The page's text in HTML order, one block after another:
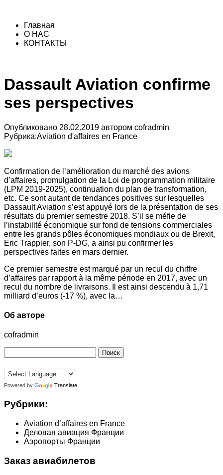
Главная
О НАС
КОНТАКТЫ
Dassault Aviation confirme
ses perspectives
Опубликовано 28.02.2019 автором cofradmin
Рубрика:Aviation d'affaires en France
Confirmation de l’amélioration du marché des avions
d’affaires, promulgation de la Loi de programmation militaire
(LPM 2019-2025), continuation du plan de transformation,
etc. Ce sont autant de tendances positives sur lesquelles
Dassault Aviation s’est appuyé lors de la présentation de ses
résultats du premier semestre 2018. S’il se méfie de
l’instabilité économique sur fond de tensions commerciales
entre les grands pôles économiques mondiaux ou de Brexit,
Eric Trappier, son P-DG, a ainsi pu confirmer les
perspectives faites en mars dernier.
Ce premier semestre est marqué par un recul du chiffre
d’affaires par rapport à la même période en 2017, avec un
recul du nombre de livraisons. Il est ainsi descendu à 1,71
milliard d’euros (-17 %), avec la…
Об авторе
cofradmin
Powered by Translate
Рубрики:
Aviation d’affaires en France
Деловая авиация Франции
Аэропорты Франции
Заказ авиабилетов